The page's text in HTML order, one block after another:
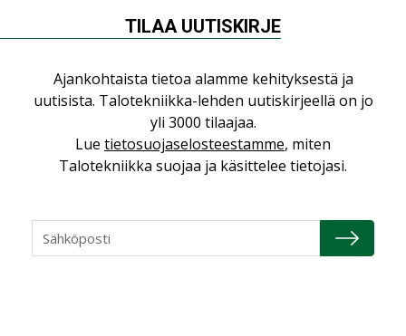
Puheista tekoihin – uusin teknologia
KOLUMNI
Sähköistäminen säästää euroja
KOLUMNI
Yli miljoona kotia on vailla toimivaa
KOLUMNI
Miten varmistetaan EPD-dokumenteista
TILAA UUTISKIRJE
Ajankohtaista tietoa alamme kehityksestä ja
uutisista. Talotekniikka-lehden uutiskirjeellä on jo
yli 3000 tilaajaa.
Lue tietosuojaselosteestamme, miten
Talotekniikka suojaa ja käsittelee tietojasi.